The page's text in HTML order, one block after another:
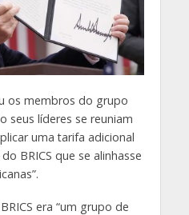
os membros do grupo
seus líderes se reuniam
uma tarifa adicional
BRICS que se alinhasse
era “um grupo de